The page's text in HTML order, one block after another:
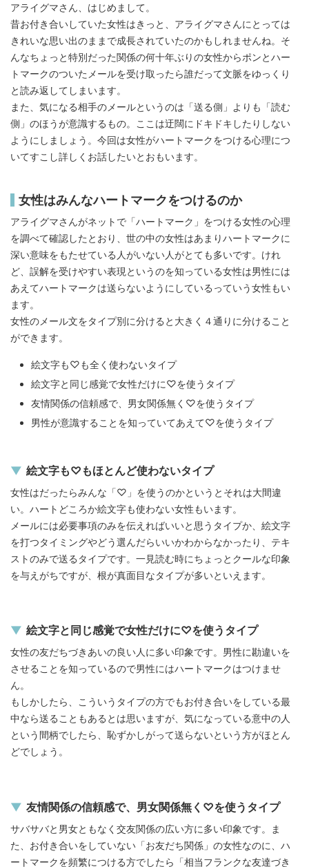
アライグマさん、はじめまして。
昔お付き合いしていた女性はきっと、アライグマさんにとっては
きれいな思い出のままで成長されていたのかもしれませんね。そ
んなちょっと特別だった関係の何十年ぶりの女性からポンとハー
トマークのついたメールを受け取ったら誰だって文脈をゆっくり
と読み返してしまいます。
また、気になる相手のメールというのは「送る側」よりも「読む
側」のほうが意識するもの。ここは迂闊にドキドキしたりしない
ようにしましょう。今回は女性がハートマークをつける心理につ
いてすこし詳しくお話したいとおもいます。
女性はみんなハートマークをつけるのか
アライグマさんがネットで「ハートマーク」をつける女性の心理
を調べて確認したとおり、世の中の女性はあまりハートマークに
深い意味をもたせている人がいない人がとても多いです。けれ
ど、誤解を受けやすい表現というのを知っている女性は男性には
あえてハートマークは送らないようにしているっていう女性もい
ます。
女性のメール文をタイプ別に分けると大きく４通りに分けること
ができます。
絵文字も♡も全く使わないタイプ
絵文字と同じ感覚で女性だけに♡を使うタイプ
友情関係の信頼感で、男女関係無く♡を使うタイプ
男性が意識することを知っていてあえて♡を使うタイプ
絵文字も♡もほとんど使わないタイプ
女性はだったらみんな「♡」を使うのかというとそれは大間違
い。ハートどころか絵文字も使わない女性もいます。
メールには必要事項のみを伝えればいいと思うタイプか、絵文字
を打つタイミングやどう選んだらいいかわからなかったり、テキ
ストのみで送るタイプです。一見読む時にちょっとクールな印象
を与えがちですが、根が真面目なタイプが多いといえます。
絵文字と同じ感覚で女性だけに♡を使うタイプ
女性の友だちづきあいの良い人に多い印象です。男性に勘違いを
させることを知っているので男性にはハートマークはつけませ
ん。
もしかしたら、こういうタイプの方でもお付き合いをしている最
中なら送ることもあるとは思いますが、気になっている意中の人
という間柄でしたら、恥ずかしがって送らないという方がほとん
どでしょう。
友情関係の信頼感で、男女関係無く♡を使うタイプ
サバサバと男女ともなく交友関係の広い方に多い印象です。ま
た、お付き合いをしていない「お友だち関係」の女性なのに、ハ
ートマークを頻繁につける方でしたら「相当フランクな友達づき